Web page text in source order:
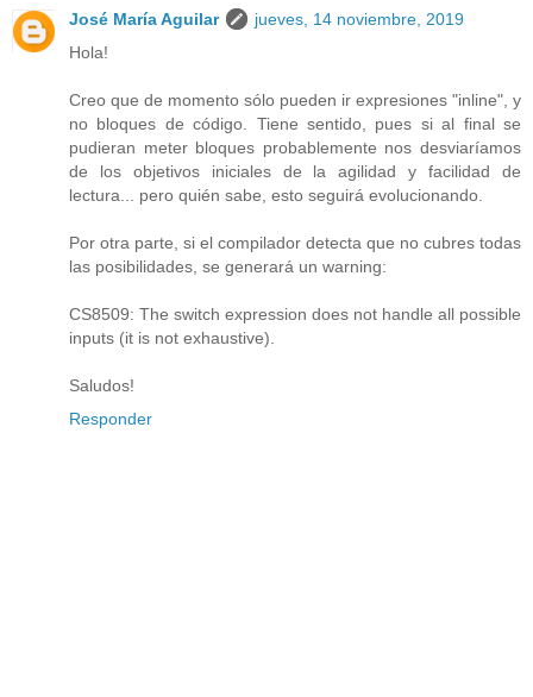
José María Aguilar
jueves, 14 noviembre, 2019
Hola!
Creo que de momento sólo pueden ir expresiones "inline", y
no bloques de código. Tiene sentido, pues si al final se
pudieran meter bloques probablemente nos desviaríamos
de los objetivos iniciales de la agilidad y facilidad de
lectura... pero quién sabe, esto seguirá evolucionando.
Por otra parte, si el compilador detecta que no cubres todas
las posibilidades, se generará un warning:
CS8509: The switch expression does not handle all possible
inputs (it is not exhaustive).
Saludos!
Responder